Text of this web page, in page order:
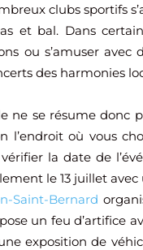
clubs sportifs
et bal. Dans
ou s’amuser
des harmonies
ne se résume donc
l’endroit où vous
la date de
le 13 juillet
Saint-Bernard
un feu d’artifice
exposition de